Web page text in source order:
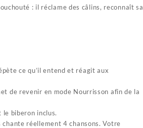
: il réclame des câlins, reconnaît sa
ce qu’il entend et réagit aux
de revenir en mode Nourrisson afin de la
le biberon inclus.
réellement 4 chansons. Votre